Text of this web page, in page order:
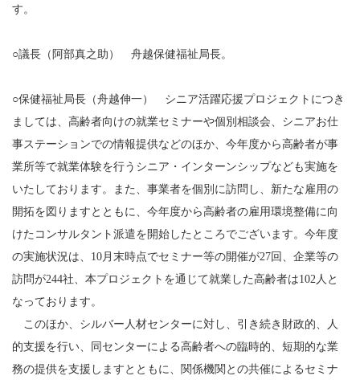
す。
○議長（阿部真之助） 舟越保健福祉局長。
○保健福祉局長（舟越伸一） シニア活躍応援プロジェクトにつき
ましては、高齢者向けの就業セミナーや個別相談会、シニアお仕
事ステーションでの情報提供などのほか、今年度から高齢者が事
業所等で就業体験を行うシニア・インターンシップなども実施を
いたしております。また、事業者を個別に訪問し、新たな雇用の
開拓を図りますとともに、今年度から高齢者の雇用環境整備に向
けたコンサルタント派遣を開始したところでございます。今年度
の実施状況は、10月末時点でセミナー等の開催が27回、企業等の
訪問が244社、本プロジェクトを通じて就業した高齢者は102人と
なっております。
このほか、シルバー人材センターに対し、引き続き財政的、人
的支援を行い、同センターによる高齢者への臨時的、短期的な業
務の提供を支援しますとともに、関係機関との共催によるセミナ